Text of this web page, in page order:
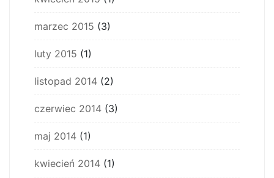
marzec 2015 (3)
luty 2015 (1)
listopad 2014 (2)
czerwiec 2014 (3)
maj 2014 (1)
kwiecień 2014 (1)